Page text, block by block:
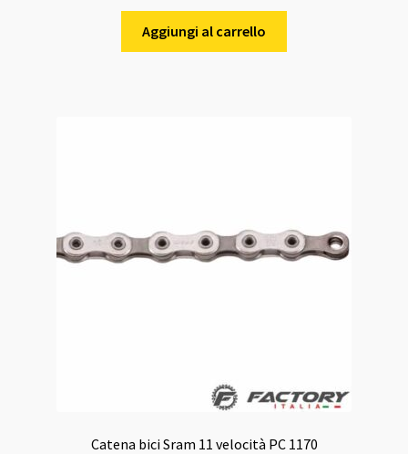
originale
era:
attuale
è:
Aggiungi al carrello
Catena bici Sram 11 velocità PC 1170